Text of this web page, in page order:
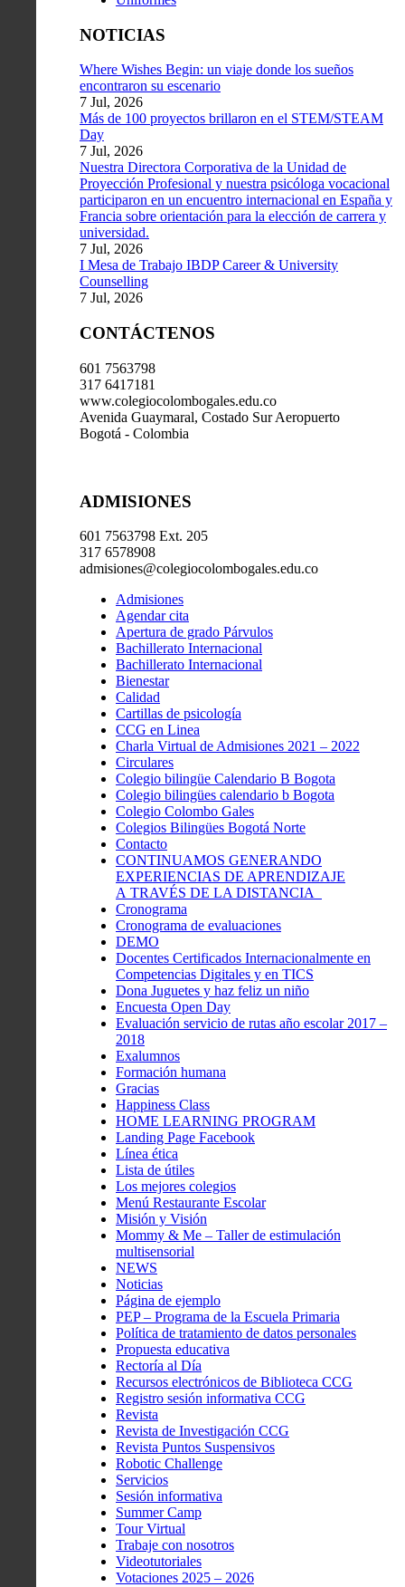
NOTICIAS
Where Wishes Begin: un viaje donde los sueños
encontraron su escenario
7 Jul, 2026
Más de 100 proyectos brillaron en el STEM/STEAM
Day
7 Jul, 2026
Nuestra Directora Corporativa de la Unidad de
Proyección Profesional y nuestra psicóloga vocacional
participaron en un encuentro internacional en España y
Francia sobre orientación para la elección de carrera y
universidad.
7 Jul, 2026
I Mesa de Trabajo IBDP Career & University
Counselling
7 Jul, 2026
CONTÁCTENOS
601 7563798
317 6417181
www.colegiocolombogales.edu.co
Avenida Guaymaral, Costado Sur Aeropuerto
Bogotá - Colombia
ADMISIONES
601 7563798 Ext. 205
317 6578908
admisiones@colegiocolombogales.edu.co
Admisiones
Agendar cita
Apertura de grado Párvulos
Bachillerato Internacional
Bachillerato Internacional
Bienestar
Calidad
Cartillas de psicología
CCG en Linea
Charla Virtual de Admisiones 2021 – 2022
Circulares
Colegio bilingüe Calendario B Bogota
Colegio bilingües calendario b Bogota
Colegio Colombo Gales
Colegios Bilingües Bogotá Norte
Contacto
CONTINUAMOS GENERANDO
EXPERIENCIAS DE APRENDIZAJE
A TRAVÉS DE LA DISTANCIA
Cronograma
Cronograma de evaluaciones
DEMO
Docentes Certificados Internacionalmente en
Competencias Digitales y en TICS
Dona Juguetes y haz feliz un niño
Encuesta Open Day
Evaluación servicio de rutas año escolar 2017 –
2018
Exalumnos
Formación humana
Gracias
Happiness Class
HOME LEARNING PROGRAM
Landing Page Facebook
Línea ética
Lista de útiles
Los mejores colegios
Menú Restaurante Escolar
Misión y Visión
Mommy & Me – Taller de estimulación
multisensorial
NEWS
Noticias
Página de ejemplo
PEP – Programa de la Escuela Primaria
Política de tratamiento de datos personales
Propuesta educativa
Rectoría al Día
Recursos electrónicos de Biblioteca CCG
Registro sesión informativa CCG
Revista
Revista de Investigación CCG
Revista Puntos Suspensivos
Robotic Challenge
Servicios
Sesión informativa
Summer Camp
Tour Virtual
Trabaje con nosotros
Videotutoriales
Votaciones 2025 – 2026